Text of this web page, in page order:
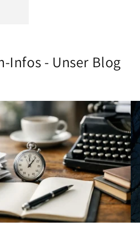
Infos - Unser Blog